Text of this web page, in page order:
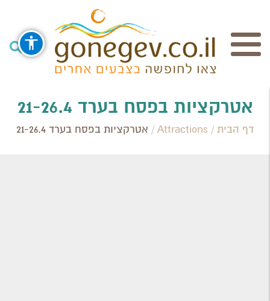
חיפוש
Search Category / Business
אטרקציות בפסח בערד 21-26.4
דף הבית /
Attractions
/ אטרקציות בפסח בערד 21-26.4